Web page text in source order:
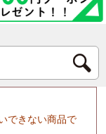
できない商品で